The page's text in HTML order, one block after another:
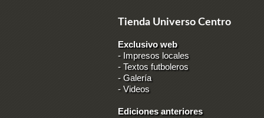
Tienda Universo Centro
Exclusivo web
- Impresos locales
- Textos futboleros
-Galería
-Videos
Ediciones anteriores